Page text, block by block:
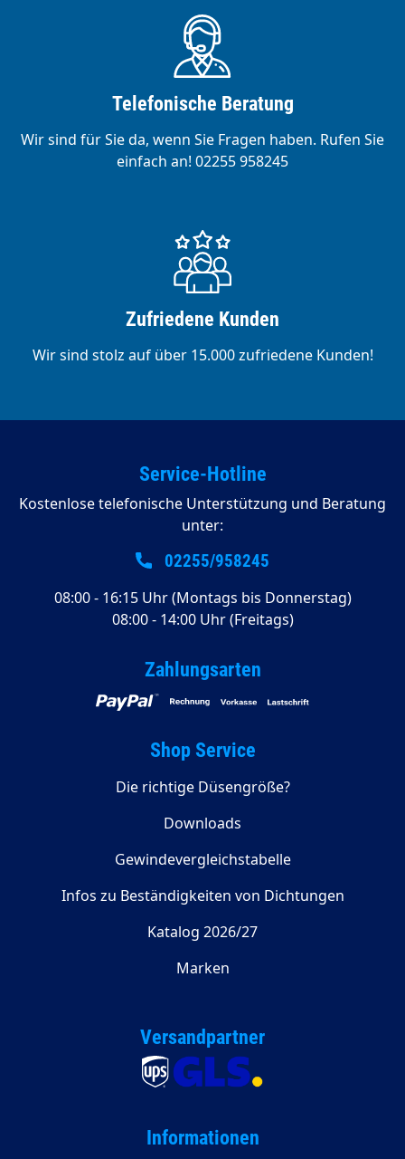
Telefonische Beratung
Wir sind für Sie da, wenn Sie Fragen haben. Rufen Sie
einfach an! 02255 958245
Zufriedene Kunden
Wir sind stolz auf über 15.000 zufriedene Kunden!
Service-Hotline
Kostenlose telefonische Unterstützung und Beratung
unter:
02255/958245
08:00 - 16:15 Uhr (Montags bis Donnerstag)
08:00 - 14:00 Uhr (Freitags)
Zahlungsarten
Shop Service
Die richtige Düsengröße?
Downloads
Gewindevergleichstabelle
Infos zu Beständigkeiten von Dichtungen
Katalog 2026/27
Marken
Versandpartner
Informationen